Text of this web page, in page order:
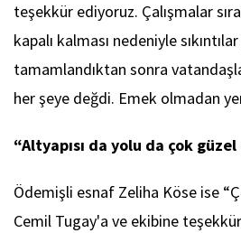
teşekkür ediyoruz. Çalışmalar
kapalı kalması nedeniyle
tamamlandıktan sonra
her şeye değdi. Emek olmadan
“Altyapısı da yolu da çok
Ödemişli esnaf Zeliha Köse ise
Cemil Tugay'a ve ekibine